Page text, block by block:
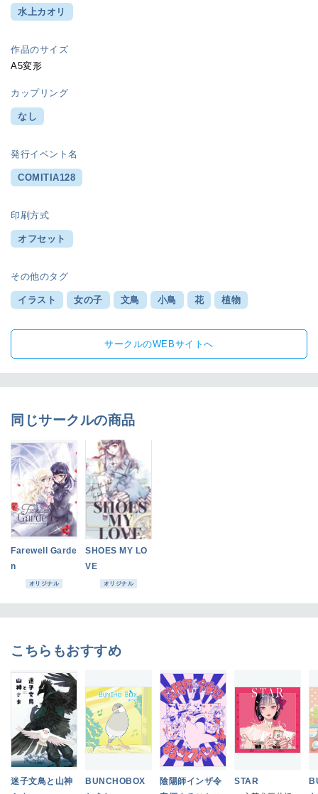
水上カオリ
作品のサイズ
A5変形
カップリング
なし
発行イベント名
COMITIA128
印刷方式
オフセット
その他のタグ
イラスト 女の子 文鳥 小鳥 花 植物
サークルのWEBサイトへ
同じサークルの商品
Farewell Garde
n
オリジナル
SHOES MY LO
VE
オリジナル
こちらもおすすめ
迷子文鳥と山神
BUNCHOBOX
陰陽師インザ令
STAR